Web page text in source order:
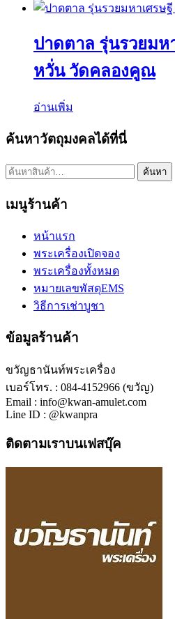
ปาดตาล รุ่นรวยมห
หวั่น วัดคลองคูณ
อ่านเพิ่ม
ค้นหาวัตถุมงคลได้ที่นี่
ค้นหา: ค้นหา
เมนูร้านค้า
หน้าแรก
พระเครื่องเปิดจอง
พระเครื่องทั้งหมด
หมายเลขพัสดุEMS
วิธีการเช่าบูชา
ข้อมูลร้านค้า
ขวัญธานันท์พระเครื่อง
เบอร์โทร. : 084-4152966 (ขวัญ)
Email : info@kwan-amulet.com
Line ID : @kwanpra
ติดตามเราบนเฟสบุ๊ค